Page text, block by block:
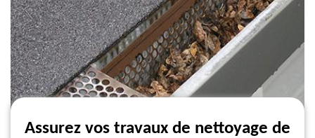
Assurez vos travaux de nettoyage de